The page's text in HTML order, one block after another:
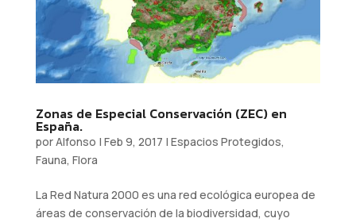
Zonas de Especial Conservación (ZEC) en
España.
por Alfonso | Feb 9, 2017 | Espacios Protegidos,
Fauna, Flora
La Red Natura 2000 es una red ecológica europea de
áreas de conservación de la biodiversidad, cuyo